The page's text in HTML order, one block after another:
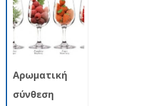
Αρωματική
σύνθεση